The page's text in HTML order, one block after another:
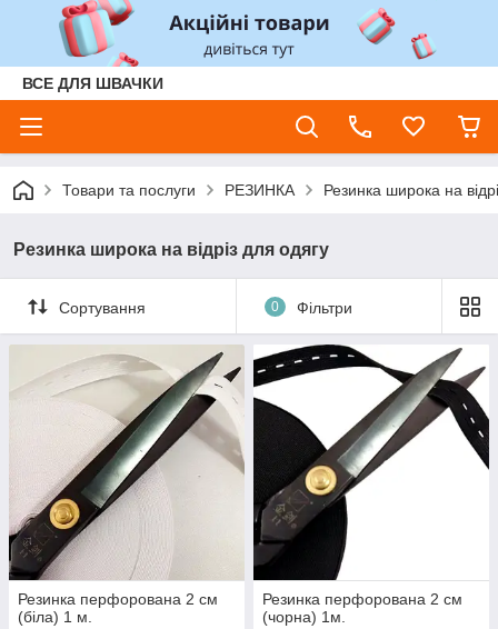
ВСЕ ДЛЯ ШВАЧКИ
Товари та послуги РЕЗИНКА Резинка широка на
Резинка широка на відріз для одягу
Сортування 0 Фільтри
Резинка перфорована 2 см
(біла) 1 м.
Резинка перфорована 2 см
(чорна) 1м.